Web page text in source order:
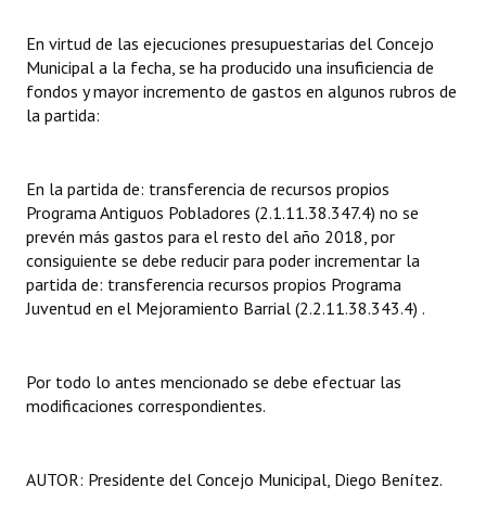
Actas de Audiencias Públicas
NORMATIVA
Declaraciones
Resoluciones
Resoluciones de Presidencia
Antiguos Pobladores
Registros y Distinciones
En virtud de las ejecuciones presupuestarias del Concejo
Municipal a la fecha, se ha producido una insuficiencia de
fondos y mayor incremento de gastos en algunos rubros de
la partida:
En la partida de: transferencia de recursos propios
Programa Antiguos Pobladores (2.1.11.38.347.4) no se
prevén más gastos para el resto del año 2018, por
consiguiente se debe reducir para poder incrementar la
partida de: transferencia recursos propios Programa
Juventud en el Mejoramiento Barrial (2.2.11.38.343.4) .
Por todo lo antes mencionado se debe efectuar las
modificaciones correspondientes.
AUTOR: Presidente del Concejo Municipal, Diego Benítez.